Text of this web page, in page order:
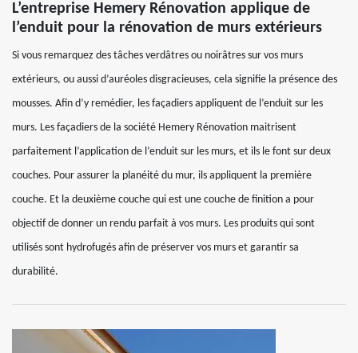
L’entreprise Hemery Rénovation applique de
l’enduit pour la rénovation de murs extérieurs
Si vous remarquez des tâches verdâtres ou noirâtres sur vos murs
extérieurs, ou aussi d’auréoles disgracieuses, cela signifie la présence des
mousses. Afin d’y remédier, les façadiers appliquent de l’enduit sur les
murs. Les façadiers de la société Hemery Rénovation maitrisent
parfaitement l’application de l’enduit sur les murs, et ils le font sur deux
couches. Pour assurer la planéité du mur, ils appliquent la première
couche. Et la deuxième couche qui est une couche de finition a pour
objectif de donner un rendu parfait à vos murs. Les produits qui sont
utilisés sont hydrofugés afin de préserver vos murs et garantir sa
durabilité.